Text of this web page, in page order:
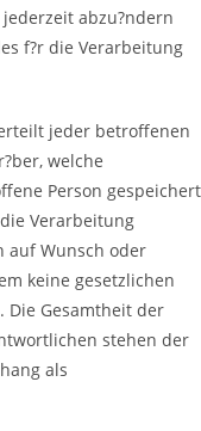
abzu?ndern
f?r die Verarbeitung
jeder betroffenen
welche
Person gespeichert
Verarbeitung
auf Wunsch oder
keine gesetzlichen
Die Gesamtheit der
stehen der
als